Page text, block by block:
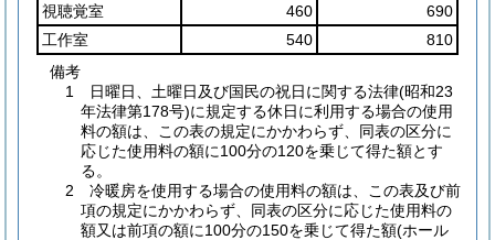
視聴覚室
460
690
工作室
540
810
備考
1 日曜日、土曜日及び国民の祝日に関する法律(昭和23
年法律第178号)に規定する休日に利用する場合の使用
料の額は、この表の規定にかかわらず、同表の区分に
応じた使用料の額に100分の120を乗じて得た額とす
る。
2 冷暖房を使用する場合の使用料の額は、この表及び前
項の規定にかかわらず、同表の区分に応じた使用料の
額又は前項の額に100分の150を乗じて得た額(ホール